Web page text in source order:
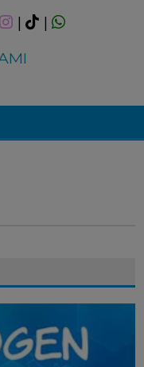
|
|